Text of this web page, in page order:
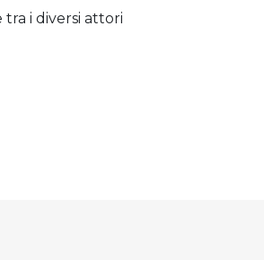
i diversi attori